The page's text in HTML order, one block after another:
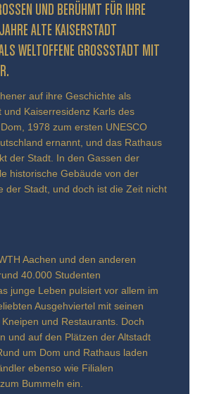
UND BERÜHMT FÜR IHRE PR
ALTE KAISERSTADT PR
GROSSSTADT MIT HIS
auf ihre Geschichte als
und Kaiserresidenz Karls des
1978 zum ersten UNESCO
ernannt, und das Rathaus
der Stadt. In den Gassen der
historische Gebäude von der
der Stadt, und doch ist die Zeit nicht
Aachen und den anderen
40.000 Studenten
junge Leben pulsiert vor allem im
Ausgehviertel mit seinen
und Restaurants. Doch
und auf den Plätzen der Altstadt
um Dom und Rathaus laden
ebenso wie Filialen
Bummeln ein.